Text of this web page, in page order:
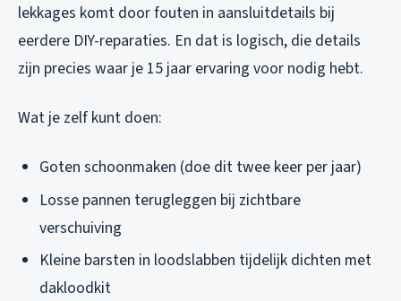
lekkages komt door fouten in aansluitdetails bij
eerdere DIY-reparaties. En dat is logisch, die details
zijn precies waar je 15 jaar ervaring voor nodig hebt.
Wat je zelf kunt doen:
Goten schoonmaken (doe dit twee keer per jaar)
Losse pannen terugleggen bij zichtbare
verschuiving
Kleine barsten in loodslabben tijdelijk dichten met
dakloodkit